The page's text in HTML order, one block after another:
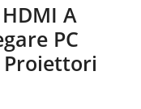
A
PC